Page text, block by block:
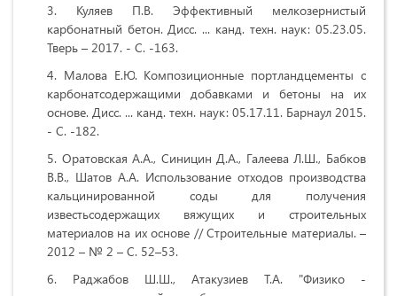
Куляев П.В. Эффективный мелкозернистый
карбонатный бетон. Дисс. ... канд. техн. наук: 05.23.05.
Тверь – 2017. - С. -163.
Малова Е.Ю. Композиционные портландцементы с
карбонатсодержащими добавками и бетоны на их
основе. Дисс. ... канд. техн. наук: 05.17.11. Барнаул 2015.
- С. -182.
Оратовская А.А., Синицин Д.А., Галеева Л.Ш., Бабков
В.В., Шатов А.А. Использование отходов производства
кальцинированной соды для получения
известьсодержащих вяжущих и строительных
материалов на их основе // Строительные материалы. –
2012 – № 2 – С. 52–53.
Раджабов Ш.Ш., Атакузиев Т.А. "Физико -